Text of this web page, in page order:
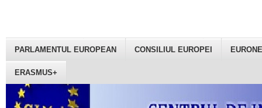
PARLAMENTUL EUROPEAN CONSILIUL EUROPEI
ERASMUS+